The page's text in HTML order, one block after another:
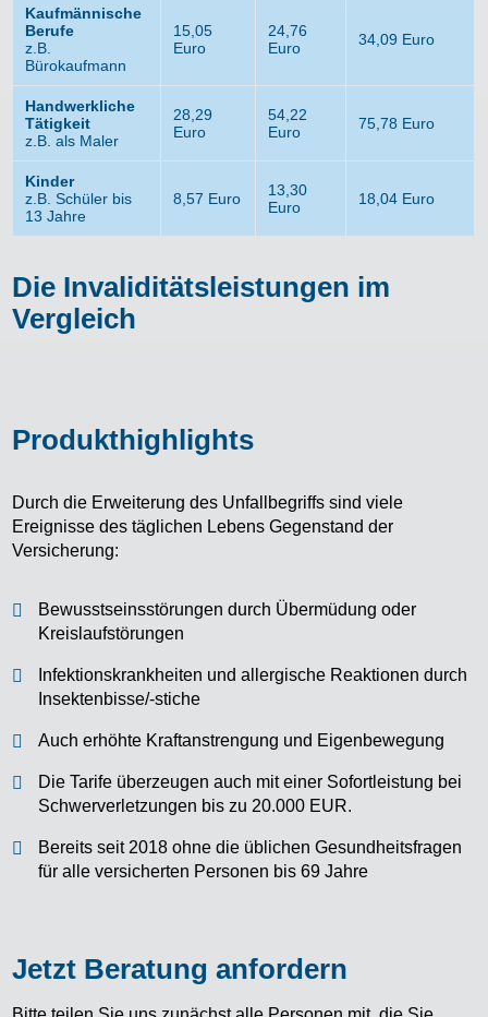
Kaufmännische
Berufe
z.B.
Bürokaufmann
15,05
Euro
24,76
Euro
34,09 Euro
Handwerkliche
Tätigkeit
z.B. als Maler
28,29
Euro
54,22
Euro
75,78 Euro
Kinder
z.B. Schüler bis
13 Jahre
8,57 Euro
13,30
Euro
18,04 Euro
Die Invaliditätsleistungen im
Vergleich
Produkthighlights
Durch die Erweiterung des Unfallbegriffs sind viele
Ereignisse des täglichen Lebens Gegenstand der
Versicherung:
Bewusstseinsstörungen durch Übermüdung oder
Kreislaufstörungen
Infektionskrankheiten und allergische Reaktionen durch
Insektenbisse/-stiche
Auch erhöhte Kraftanstrengung und Eigenbewegung
Die Tarife überzeugen auch mit einer Sofortleistung bei
Schwerverletzungen bis zu 20.000 EUR.
Bereits seit 2018 ohne die üblichen Gesundheitsfragen
für alle versicherten Personen bis 69 Jahre
Jetzt Beratung anfordern